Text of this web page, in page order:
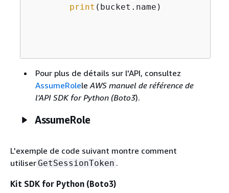
print (bucket.name)
Pour plus de détails sur l'API, consultez
AssumeRolele AWS manuel de référence de
l'API SDK for Python (Boto3).
AssumeRole
L'exemple de code suivant montre comment
utiliserGetSessionToken .
Kit SDK for Python (Boto3)